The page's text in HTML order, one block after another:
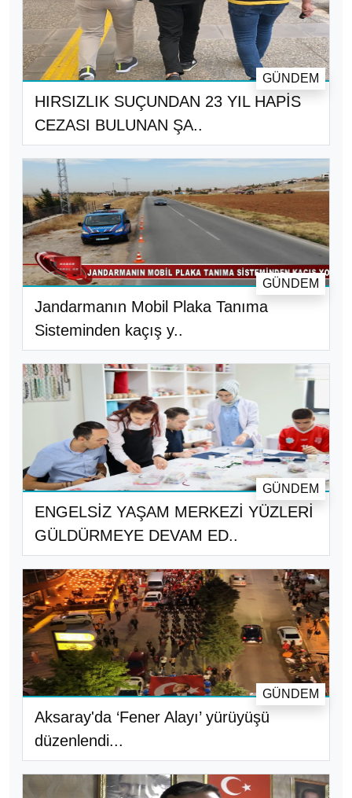
HIRSIZLIK SUÇUNDAN 23 YIL HAPİS
CEZASI BULUNAN ŞA..
GÜNDEM
Jandarmanın Mobil Plaka Tanıma
Sisteminden kaçış y..
GÜNDEM
ENGELSİZ YAŞAM MERKEZİ YÜZLERİ
GÜLDÜRMEYE DEVAM ED..
GÜNDEM
Aksaray'da ‘Fener Alayı’ yürüyüşü
düzenlendi...
GÜNDEM